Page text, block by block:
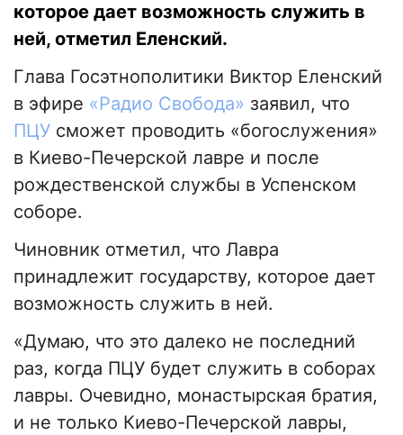
которое дает возможность служить в
ней, отметил Еленский.
Глава Госэтнополитики Виктор Еленский
в эфире «Радио Свобода» заявил, что
ПЦУ сможет проводить «богослужения»
в Киево-Печерской лавре и после
рождественской службы в Успенском
соборе.
Чиновник отметил, что Лавра
принадлежит государству, которое дает
возможность служить в ней.
«Думаю, что это далеко не последний
раз, когда ПЦУ будет служить в соборах
лавры. Очевидно, монастырская братия,
и не только Киево-Печерской лавры,